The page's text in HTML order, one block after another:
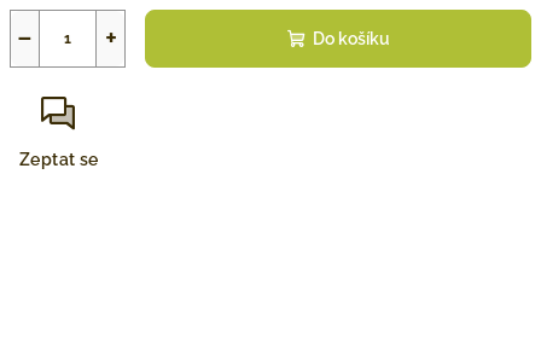
+
− Do košíku
Zeptat se